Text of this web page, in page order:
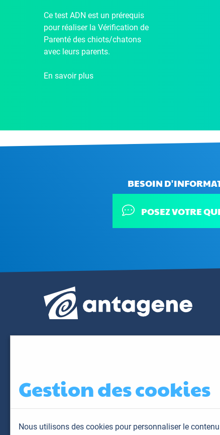
Ce test ADN est un prérequis
pour réaliser la Vérification de
Parenté des chiots/chatons
avec leurs parents.
En savoir plus
BESOIN
POSEZ VOTRE
Gestion des cookies
Nous utilisons des cookies pour personnaliser le